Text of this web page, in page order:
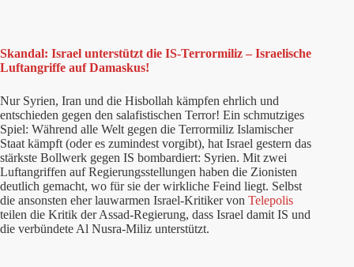
Skandal: Israel unterstützt die IS-Terrormiliz – Israelische
Luftangriffe auf Damaskus!
Nur Syrien, Iran und die Hisbollah kämpfen ehrlich und
entschieden gegen den salafistischen Terror! Ein schmutziges
Spiel: Während alle Welt gegen die Terrormiliz Islamischer
Staat kämpft (oder es zumindest vorgibt), hat Israel gestern das
stärkste Bollwerk gegen IS bombardiert: Syrien. Mit zwei
Luftangriffen auf Regierungsstellungen haben die Zionisten
deutlich gemacht, wo für sie der wirkliche Feind liegt. Selbst
die ansonsten eher lauwarmen Israel-Kritiker von Telepolis
teilen die Kritik der Assad-Regierung, dass Israel damit IS und
die verbündete Al Nusra-Miliz unterstützt.